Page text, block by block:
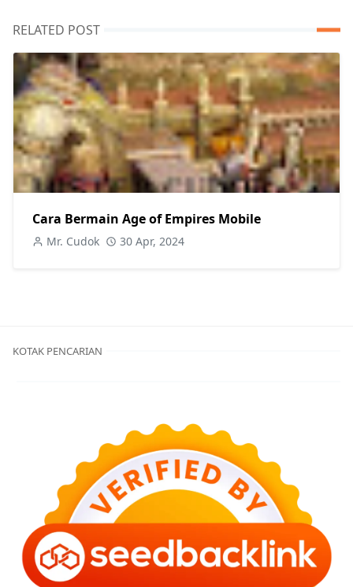
RELATED POST
Cara Bermain Age of Empires Mobile
Mr. Cudok 30 Apr, 2024
KOTAK PENCARIAN